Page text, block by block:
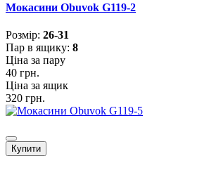
Мокасини Obuvok G119-2
Розмiр: 26-31
Пар в ящику: 8
Ціна за пару
40 грн.
Ціна за ящик
320 грн.
Купити